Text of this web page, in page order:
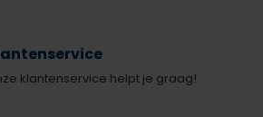
klantenservice helpt je graag!